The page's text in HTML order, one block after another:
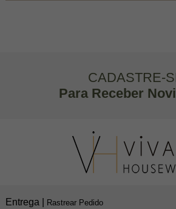
CADASTRE-
Para Receber
Entrega | Rastrear Pedido